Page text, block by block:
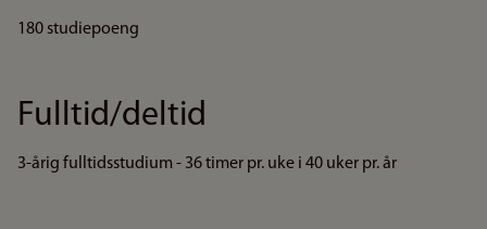
180 studiepoeng
Fulltid/deltid
3-årig fulltidsstudium - 36 timer pr. uke i 40 uker pr. år